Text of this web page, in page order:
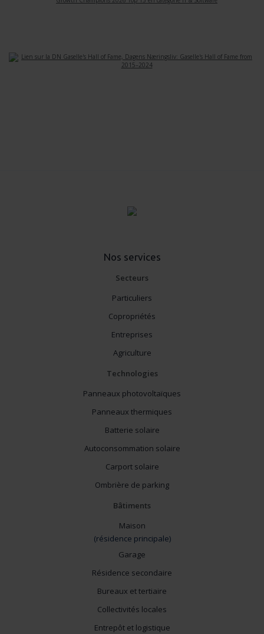
Nos services
Secteurs
Particuliers
Copropriétés
Entreprises
Agriculture
Technologies
Panneaux photovoltaïques
Panneaux thermiques
Batterie solaire
Autoconsommation solaire
Carport solaire
Ombrière de parking
Bâtiments
Maison
(résidence principale)
Garage
Résidence secondaire
Bureaux et tertiaire
Collectivités locales
Entrepôt et logistique